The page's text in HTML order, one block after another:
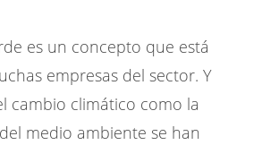
es un concepto que está
empresas del sector. Y
cambio climático como la
medio ambiente se han